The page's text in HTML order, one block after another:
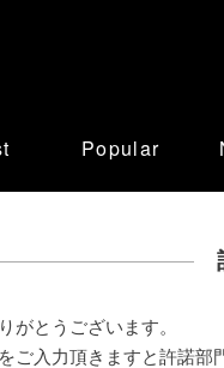
Popular
がとうございます。
ご入力頂きますと許諾部